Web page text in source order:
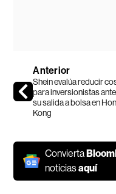
Anterior
Shein evalúa reducir
para inversionistas
su salida a bolsa en
Kong
Convierta
noticiasaquí